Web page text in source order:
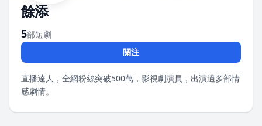
餘添
5部短劇
關注
直播達人，全網粉絲突破500萬，影視劇演員，出演過多部情
感劇情。